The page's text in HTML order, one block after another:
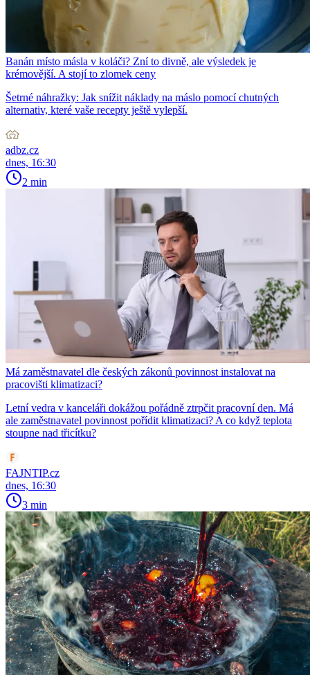
Banán místo másla v koláči? Zní to divně, ale výsledek je
krémovější. A stojí to zlomek ceny
Šetrné náhražky: Jak snížit náklady na máslo pomocí chutných
alternativ, které vaše recepty ještě vylepší.
adbz.cz
dnes, 16:30
2 min
Má zaměstnavatel dle českých zákonů povinnost instalovat na
pracovišti klimatizaci?
Letní vedra v kanceláři dokážou pořádně ztrpčit pracovní den. Má
ale zaměstnavatel povinnost pořídit klimatizaci? A co když teplota
stoupne nad třicítku?
FAJNTIP.cz
dnes, 16:30
3 min